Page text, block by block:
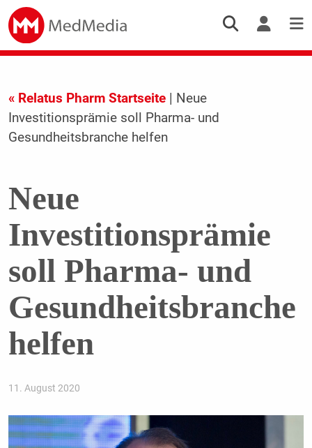
« Relatus Pharm Startseite| Neue
Investitionsprämie soll Pharma- und
Gesundheitsbranche helfen
Neue
Investitionsprämie
soll Pharma- und
Gesundheitsbranche
helfen
11. August 2020